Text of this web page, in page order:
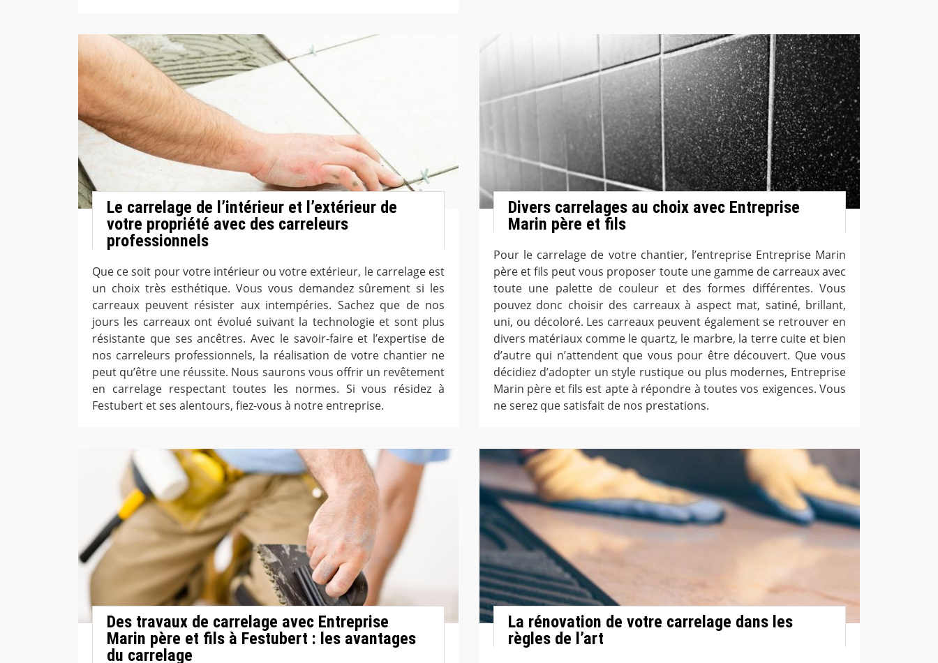
Le carrelage de l’intérieur et l’extérieur de
votre propriété avec des carreleurs
professionnels
Que ce soit pour votre intérieur ou votre extérieur, le carrelage est
un choix très esthétique. Vous vous demandez sûrement si les
carreaux peuvent résister aux intempéries. Sachez que de nos
jours les carreaux ont évolué suivant la technologie et sont plus
résistante que ses ancêtres. Avec le savoir-faire et l’expertise de
nos carreleurs professionnels, la réalisation de votre chantier ne
peut qu’être une réussite. Nous saurons vous offrir un revêtement
en carrelage respectant toutes les normes. Si vous résidez à
Festubert et ses alentours, fiez-vous à notre entreprise.
Divers carrelages au choix avec Entreprise
Marin père et fils
Pour le carrelage de votre chantier, l’entreprise Entreprise Marin
père et fils peut vous proposer toute une gamme de carreaux avec
toute une palette de couleur et des formes différentes. Vous
pouvez donc choisir des carreaux à aspect mat, satiné, brillant,
uni, ou décoloré. Les carreaux peuvent également se retrouver en
divers matériaux comme le quartz, le marbre, la terre cuite et bien
d’autre qui n’attendent que vous pour être découvert. Que vous
décidiez d’adopter un style rustique ou plus modernes, Entreprise
Marin père et fils est apte à répondre à toutes vos exigences. Vous
ne serez que satisfait de nos prestations.
Des travaux de carrelage avec Entreprise
Marin père et fils à Festubert : les avantages
du carrelage
La rénovation de votre carrelage dans les
règles de l’art